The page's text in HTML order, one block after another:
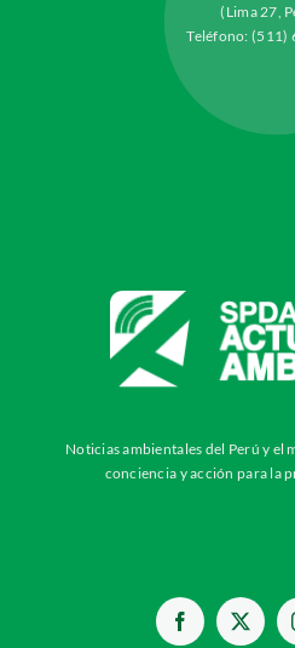
(Lima 27,
Teléfono: (511)
Noticias ambientales del Perú y el
conciencia y acción para la